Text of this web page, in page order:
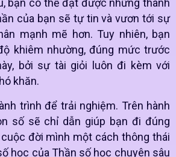
của bạn sẽ tự tin và vươn tới sự
mạnh mẽ hơn. Tuy nhiên, bạn
khiêm nhường, đúng mức trước
bởi sự tài giỏi luôn đi kèm với
khăn.
trình để trải nghiệm. Trên hành
số sẽ chỉ dẫn giúp bạn đi đúng
đời mình một cách thông thái
học của Thần số học chuyên sâu